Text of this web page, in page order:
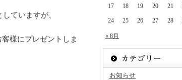
ていますが、
様にプレゼントしま
« 8月
17 18 19 20 21
24 25 26 27 28
お知らせ